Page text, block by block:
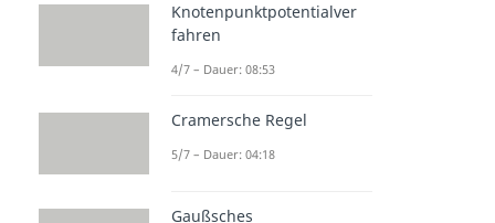
Weitere Inhalte:
Elektrotechnik
Grundlagen
Dotierung
Dauer: 04:27
Knotenpunktpotentialver
fahren
4/7 – Dauer: 08:53
Cramersche Regel
5/7 – Dauer: 04:18
Gaußsches